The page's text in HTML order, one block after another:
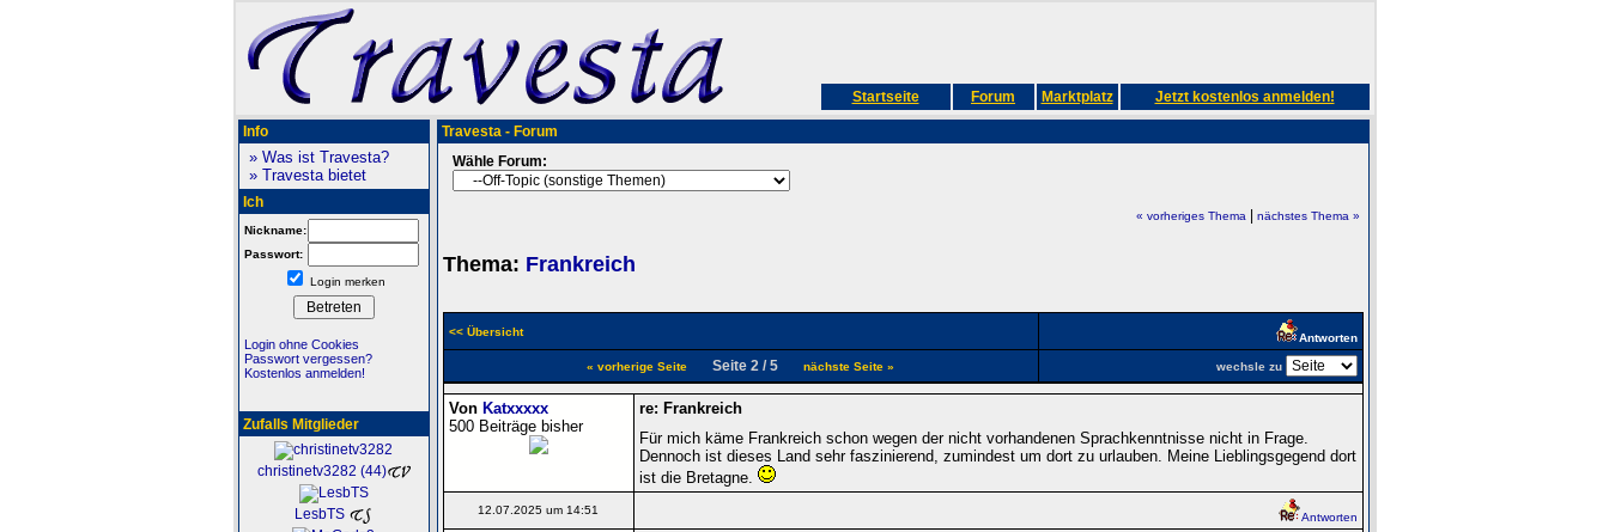
Startseite Forum Marktplatz Jetzt kostenlos anmelden!
Info
» Was ist Travesta?
» Travesta bietet
Ich
Nickname:
Passwort:
Login merken
Login ohne Cookies
Passwort vergessen?
Kostenlos anmelden!
Zufalls Mitglieder
christinetv3282 (44)
LesbTS
Travesta - Forum
Wähle Forum:
« vorheriges Thema| nächstes Thema »
Thema: Frankreich
<< Übersicht Antworten
« vorherige Seite Seite 2 / 5 nächste Seite » wechsle zu
Von Katxxxxx
500 Beiträge bisher
re: Frankreich
Für mich käme Frankreich schon wegen der nicht vorhandenen Sprachkenntnisse nicht in Frage.
Dennoch ist dieses Land sehr faszinierend, zumindest um dort zu urlauben. Meine Lieblingsgegend dort
ist die Bretagne.
12.07.2025 um 14:51
Antworten